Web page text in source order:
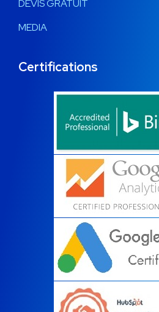
DEVIS GRATUIT
MEDIA
Certifications